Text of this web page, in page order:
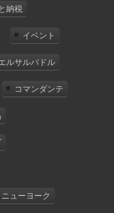
納税
イベント
ルサルバドル
コマンダンテ
ニューヨーク